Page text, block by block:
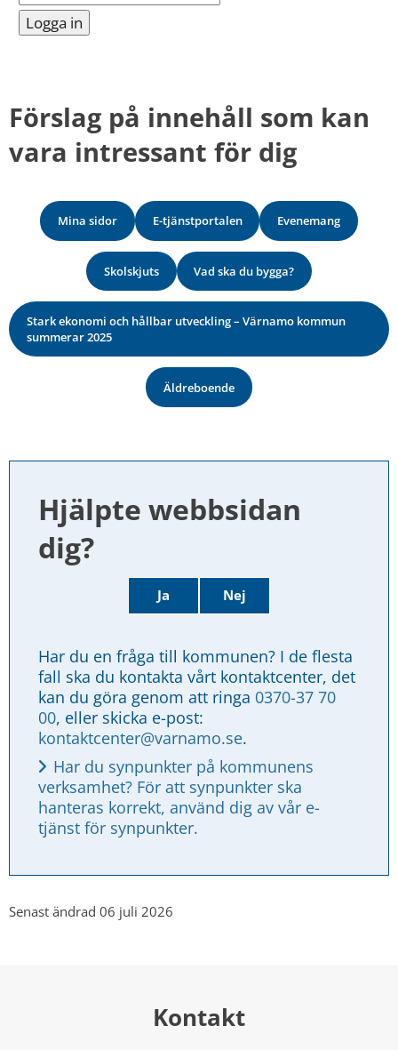
Förslag på innehåll som kan
vara intressant för dig
Mina sidor E-tjänstportalen Evenemang
Skolskjuts Vad ska du bygga?
Stark ekonomi och hållbar utveckling – Värnamo kommun
summerar 2025
Äldreboende
Hjälpte webbsidan
dig?
Ja Nej
Har du en fråga till kommunen? I de flesta
fall ska du kontakta vårt kontaktcenter, det
kan du göra genom att ringa 0370-37 70
00
kontaktcenter@varnamo.se.
Har du synpunkter på kommunens
verksamhet? För att synpunkter ska
hanteras korrekt, använd dig av vår e-
tjänst för synpunkter.
sidan
Senast ändrad 06 juli 2026
Kontakt